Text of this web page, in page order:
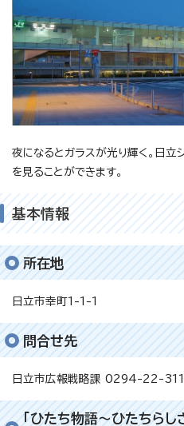
夜になるとガラスが光り輝く。日立
を見ることができます。
基本情報
所在地
日立市幸町1-1-1
問合せ先
日立市広報戦略課 0294-22-
「ひたち物語～ひたちら